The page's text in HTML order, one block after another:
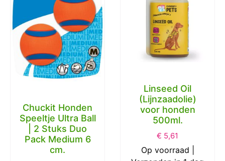
Chuckit Honden
Speeltje Ultra Ball
| 2 Stuks Duo
Pack Medium 6
cm.
Linseed Oil
(Lijnzaadolie)
voor honden
500ml.
€ 5,61
Op voorraad |